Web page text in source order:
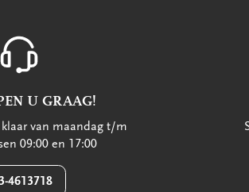
U GRAAG!
van maandag t/m
09:00 en 17:00
4613718